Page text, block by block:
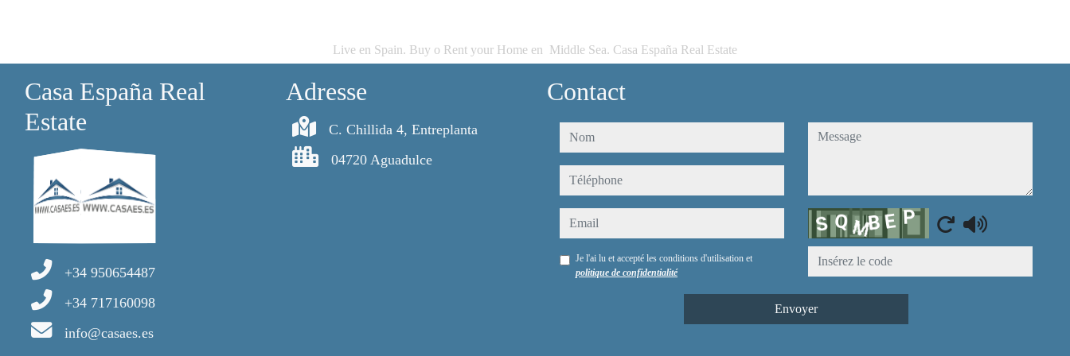
Live en Spain. Buy o Rent your Home en Middle Sea. Casa España Real Estate
Casa España Real
Estate
+34 950654487
+34 717160098
info@casaes.es
Adresse
C. Chillida 4, Entreplanta
04720 Aguadulce
Contact
nom
téléphone
email
Je l'ai lu et accepté les conditions d'utilisation et
politique de confidentialité
message
Captcha
Envoyer